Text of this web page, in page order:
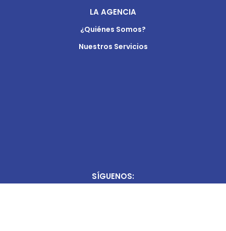
LA AGENCIA
¿Quiénes Somos?
Nuestros Servicios
SÍGUENOS: